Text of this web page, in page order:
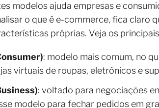
modelos ajuda empresas e
o que é e-commerce, fica claro
próprias. Veja os
: modelo mais comum, no
virtuais de roupas, eletrônicos e
: voltado para negociações
modelo para fechar pedidos em